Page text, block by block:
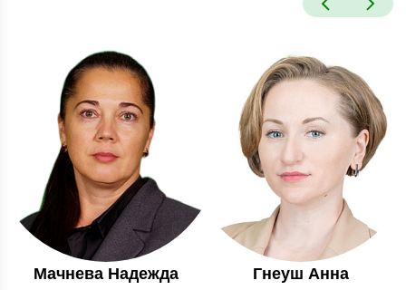
Мачнева Надежда
Гнеуш Анна